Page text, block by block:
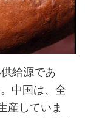
給源であ
中国は、全
産していま